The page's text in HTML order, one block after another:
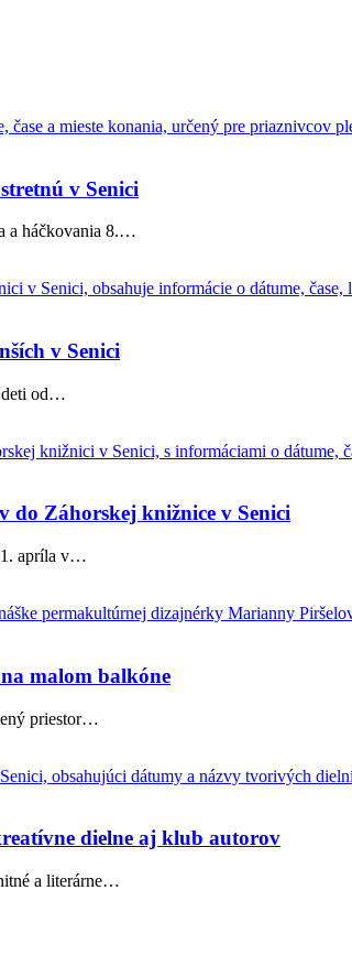
v Senici
a háčkovania 8.…
v Senici
od…
Záhorskej knižnice v Senici
apríla v…
malom balkóne
priestor…
dielne aj klub autorov
a literárne…